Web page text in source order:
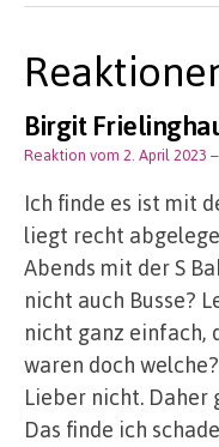
Birgit
Reaktion vom 2. April 2023
Ich finde es ist mit
liegt recht
Abends mit der S
nicht auch Busse?
nicht ganz einfach,
waren doch
Lieber nicht. Daher
Das finde ich